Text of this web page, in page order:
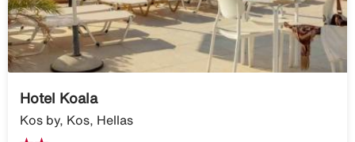
Hotel Koala
Kos by, Kos, Hellas